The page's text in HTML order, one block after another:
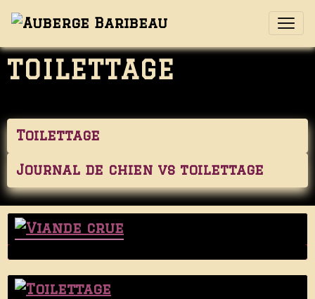
TOILETTAGE
Toilettage
Journal de chien vs toilettage